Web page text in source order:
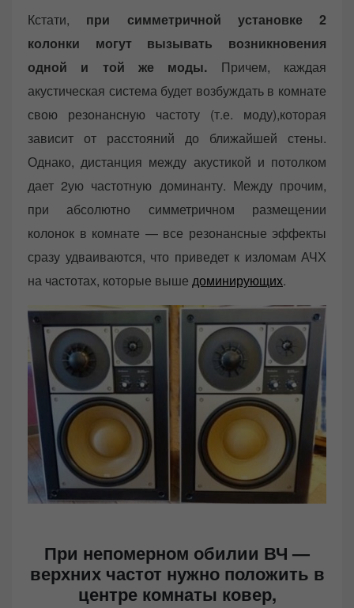
Кстати, при симметричной установке 2
колонки могут вызывать возникновения
одной и той же моды. Причем, каждая
акустическая система будет возбуждать в комнате
свою резонансную частоту (т.е. моду),которая
зависит от расстояний до ближайшей стены.
Однако, дистанция между акустикой и потолком
дает 2ую частотную доминанту. Между прочим,
при абсолютно симметричном размещении
колонок в комнате — все резонансные эффекты
сразу удваиваются, что приведет к изломам АЧХ
на частотах, которые выше доминирующих.
При непомерном обилии ВЧ —
верхних частот нужно положить в
центре комнаты ковер,